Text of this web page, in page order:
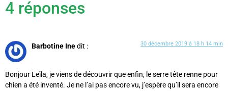
4 réponses
Barbotine Inedit : 30 décembre 2019 à 18 h 14 min
Bonjour Leïla, je viens de découvrir que enfin, le serre tête renne pour
chien a été inventé. Je ne l’ai pas encore vu, j’espère qu’il sera encore